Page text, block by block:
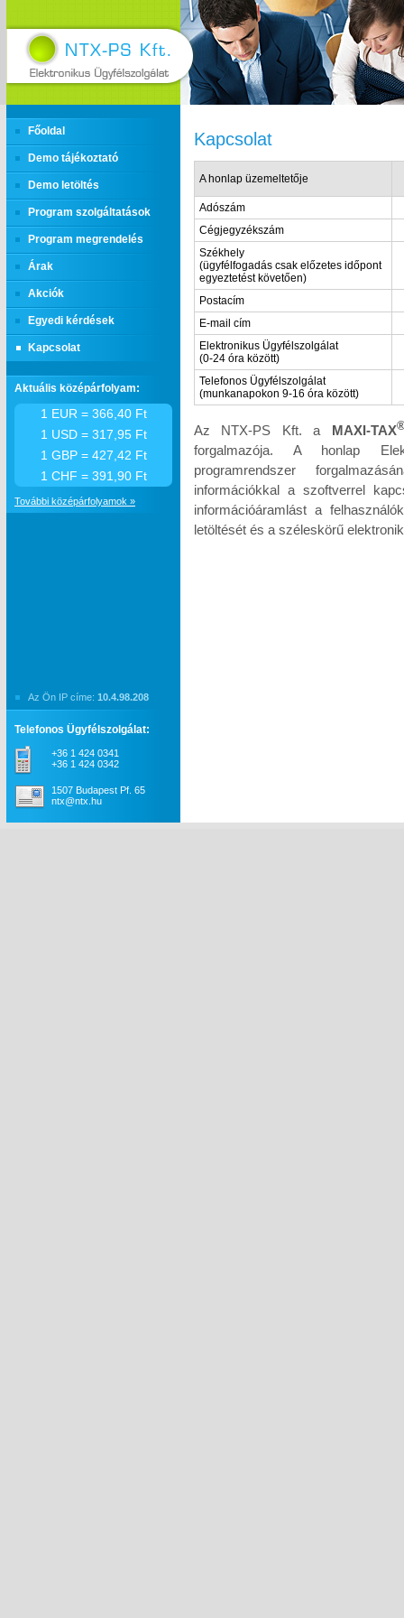
Főoldal
Demo tájékoztató
Demo letöltés
Program szolgáltatások
Program megrendelés
Árak
Akciók
Egyedi kérdések
Kapcsolat
Kapcsolat
A honlap üzemeltetője
Adószám
Cégjegyzékszám
Székhely
(ügyfélfogadás csak előzetes időpont
egyeztetést követően)
Postacím
E-mail cím
Elektronikus Ügyfélszolgálat
(0-24 óra között)
Telefonos Ügyfélszolgálat
(munkanapokon 9-16 óra között)
Az NTX-PS Kft. a MAXI-TAX
forgalmazója. A honlap
programrendszer
információkkal a szoftverrel
információáramlást a
letöltését és a széleskörű
Aktuális középárfolyam:
1 EUR = 366,40 Ft
1 USD = 317,95 Ft
1 GBP = 427,42 Ft
1 CHF = 391,90 Ft
További középárfolyamok »
Az Ön IP címe: 10.4.98.208
Telefonos Ügyfélszolgálat:
+36 1 424 0341
+36 1 424 0342
1507 Budapest Pf. 65
ntx@ntx.hu